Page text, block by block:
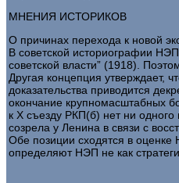
МНЕНИЯ ИСТОРИКОВ
О причинах перехода к новой
В советской историографии
советской власти” (1918).
Другая концепция утверждает,
доказательства приводится
окончание крупномасштабных
к X съезду РКП(б) нет ни
созрела у Ленина в связи с
Обе позиции сходятся в оценке
определяют НЭП не как